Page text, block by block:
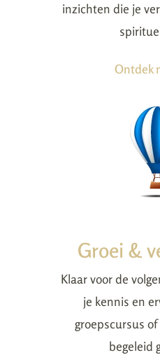
inzichten die je
Ontdek
Groei &
Klaar voor de
je kennis en
groepscursus
begeleid